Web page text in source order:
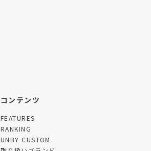
コンテンツ
FEATURES
RANKING
UNBY CUSTOM